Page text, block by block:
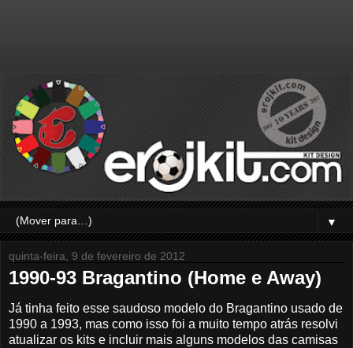
▼
quinta-feira, 9 de fevereiro de 2012
1990-93 Bragantino (Home e Away)
Já tinha feito esse saudoso modelo do Bragantino usado de
1990 a 1993, mas como isso foi a muito tempo atrás resolvi
atualizar os kits e incluir mais alguns modelos das camisas